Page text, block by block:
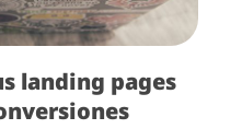
landing pages